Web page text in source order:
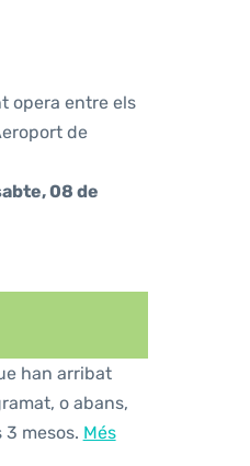
opera entre els
de
08 de
han arribat
o abans,
mesos. Més